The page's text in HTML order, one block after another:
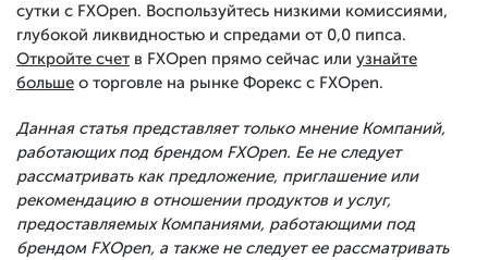
сутки с FXOpen. Воспользуйтесь низкими комиссиями,
глубокой ликвидностью и спредами от 0,0 пипса.
Откройте счет в FXOpen прямо сейчас или узнайте
больше о торговле на рынке Форекс с FXOpen.
Данная статья представляет только мнение Компаний,
работающих под брендом FXOpen. Ее не следует
рассматривать как предложение, приглашение или
рекомендацию в отношении продуктов и услуг,
предоставляемых Компаниями, работающими под
брендом FXOpen, а также не следует ее рассматривать